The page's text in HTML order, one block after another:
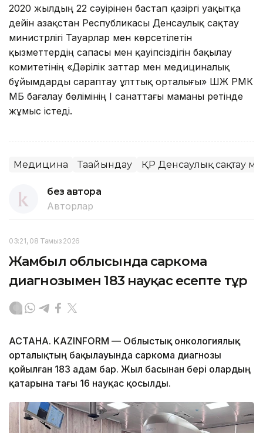
2020 жылдың 22 сәуірінен бастап қазіргі уақытқа
дейін Қазақстан Республикасы Денсаулық сақтау
министрлігі Тауарлар мен көрсетілетін
қызметтердің сапасы мен қауіпсіздігін бақылау
комитетінің «Дәрілік заттар мен медициналық
бұйымдарды сараптау ұлттық орталығы» ШЖҚ РМК
МБ бағалау бөлімінің І санаттағы маманы ретінде
жұмыс істеді.
Медицина Тағайындау ҚР Денсаулық сақтау
без автора
Авторлар
03:21, 08 Тамыз 2026
Жамбыл облысында саркома
диагнозымен 183 науқас есепте тұр
АСТАНА. KAZINFORM — Облыстық онкологиялық
орталықтың бақылауында саркома диагнозы
қойылған 183 адам бар. Жыл басынан бері олардың
қатарына тағы 16 науқас қосылды.